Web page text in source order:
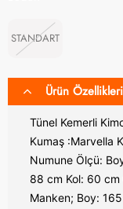
STANDART
Ürün Özellikleri
Tünel Kemerli
Kumaş :Marvella
Numune Ölçü:
88 cm Kol: 60
Manken; Boy: